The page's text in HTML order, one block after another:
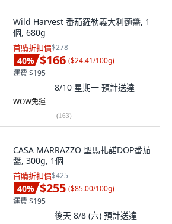
Wild Harvest 番茄羅勒義大利麵醬, 1
個, 680g
首購折扣價$278
40% $166 ($24.41/100g)
運費 $195
8/10 星期一 預計送達
WOW免運
(163)
CASA MARRAZZO 聖馬扎諾DOP番茄
醬, 300g, 1個
首購折扣價$425
40% $255 ($85.00/100g)
運費 $195
後天 8/8 (六) 預計送達